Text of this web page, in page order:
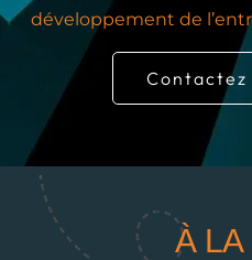
développement de
À LA